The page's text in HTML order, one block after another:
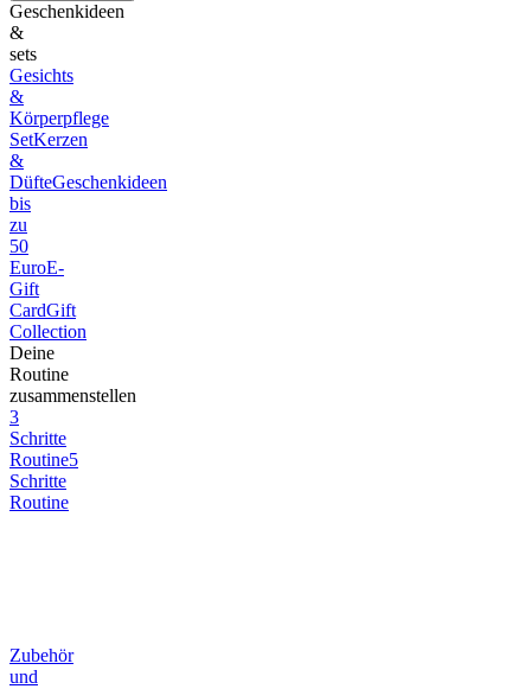
Geschenkideen
&
sets
Gesichts
&
Körperpflege
SetKerzen
&
DüfteGeschenkideen
bis
zu
50
EuroE-
Gift
CardGift
Collection
Deine
Routine
zusammenstellen
3
Schritte
Routine5
Schritte
Routine
Zubehör
und